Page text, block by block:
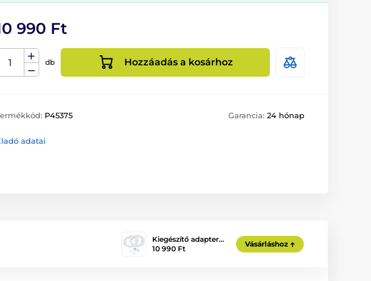
990 Ft
db Hozzáadás a kosárhoz
P45375 Garancia: 24 hónap
adatai
Kiegészítő adapter…
10 990 Ft
Vásárláshoz